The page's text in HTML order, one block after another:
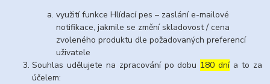
využití funkce Hlídací pes – zaslání e-mailové
notifikace, jakmile se změní skladovost / cena
zvoleného produktu dle požadovaných preferencí
uživatele
Souhlas udělujete na zpracování po dobu 180 dnía to za
účelem: